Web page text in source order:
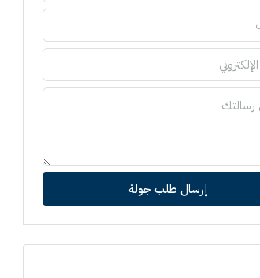
إرسال طلب جولة